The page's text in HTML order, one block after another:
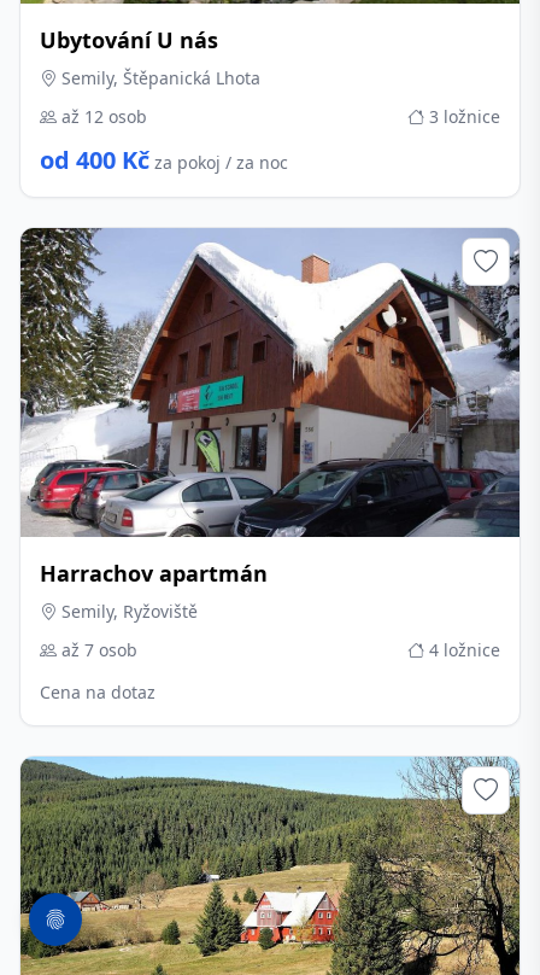
Ubytování U nás
Semily, Štěpanická Lhota
až 12 osob
3 ložnice
od 400 Kč za pokoj / za noc
Harrachov apartmán
Semily, Ryžoviště
až 7 osob
4 ložnice
Cena na dotaz